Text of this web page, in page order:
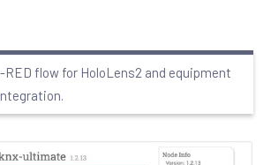
flow for HoloLens2 and equipment